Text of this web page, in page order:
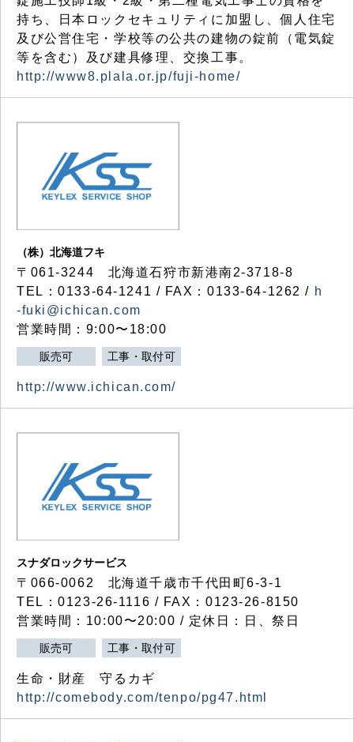
持ち、日本ロックセキュリティに加盟し、個人住宅
及び公営住宅・学校等の公共の建物の錠前（電気錠
等を含む）及び建具修理、交換工事。
http://www8.plala.or.jp/fuji-home/
（株）北海道フキ
〒061-3244 北海道石狩市新港南2-3718-8
TEL：0133-64-1241 / FAX：0133-64-1262 / h
-fuki@ichican.com
営業時間：9:00〜18:00
販売可 工事・取付可
http://www.ichican.com/
スナダロックサービス
〒066-0062 北海道千歳市千代田町6-3-1
TEL：0123-26-1116 / FAX：0123-26-8150
営業時間：10:00〜20:00 / 定休日：日、祭日
販売可 工事・取付可
生命・財産 守るカギ
http://comebody.com/tenpo/pg47.html